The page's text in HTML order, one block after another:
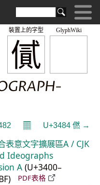
GlyphWiki
㒃
裝置上的字型
𝄜 U+3484 㒄 →
表意文字擴展區A / CJK
Ideographs
A (U+3400–
PDF表格